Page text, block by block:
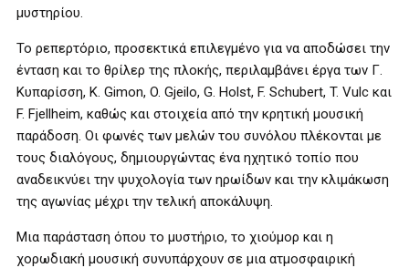
μυστηρίου.
Το ρεπερτόριο, προσεκτικά επιλεγμένο για να αποδώσει την
ένταση και το θρίλερ της πλοκής, περιλαμβάνει έργα των Γ.
Κυπαρίσση, K. Gimon, O. Gjeilo, G. Holst, F. Schubert, T. Vulc και
F. Fjellheim, καθώς και στοιχεία από την κρητική μουσική
παράδοση. Οι φωνές των μελών του συνόλου πλέκονται με
τους διαλόγους, δημιουργώντας ένα ηχητικό τοπίο που
αναδεικνύει την ψυχολογία των ηρωίδων και την κλιμάκωση
της αγωνίας μέχρι την τελική αποκάλυψη.
Μια παράσταση όπου το μυστήριο, το χιούμορ και η
χορωδιακή μουσική συνυπάρχουν σε μια ατμοσφαιρική